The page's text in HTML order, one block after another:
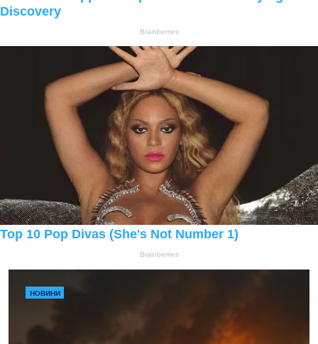
НОВИНИ